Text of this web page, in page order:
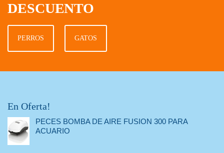
DESCUENTO
PERROS GATOS
En Oferta!
PECES BOMBA DE AIRE FUSION 300 PARA
ACUARIO